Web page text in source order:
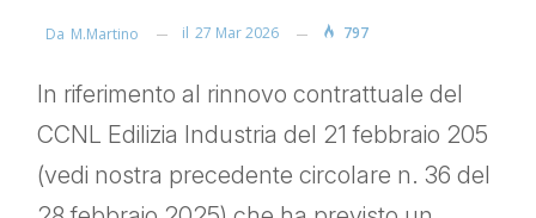
Da M.martino il 27 Mar 2026 797
In riferimento al rinnovo contrattuale del
CCNL Edilizia Industria del 21 febbraio 205
(vedi nostra precedente circolare n. 36 del